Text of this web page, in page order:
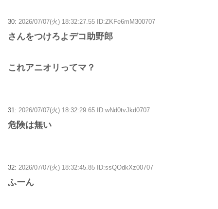
30: 2026/07/07(火) 18:32:27.55 ID:ZKFe6mM300707
さんをつけろよデコ助野郎
これアニオリってマ？
31: 2026/07/07(火) 18:32:29.65 ID:wNd0tvJkd0707
危険は無い
32: 2026/07/07(火) 18:32:45.85 ID:ssQOdkXz00707
ふーん